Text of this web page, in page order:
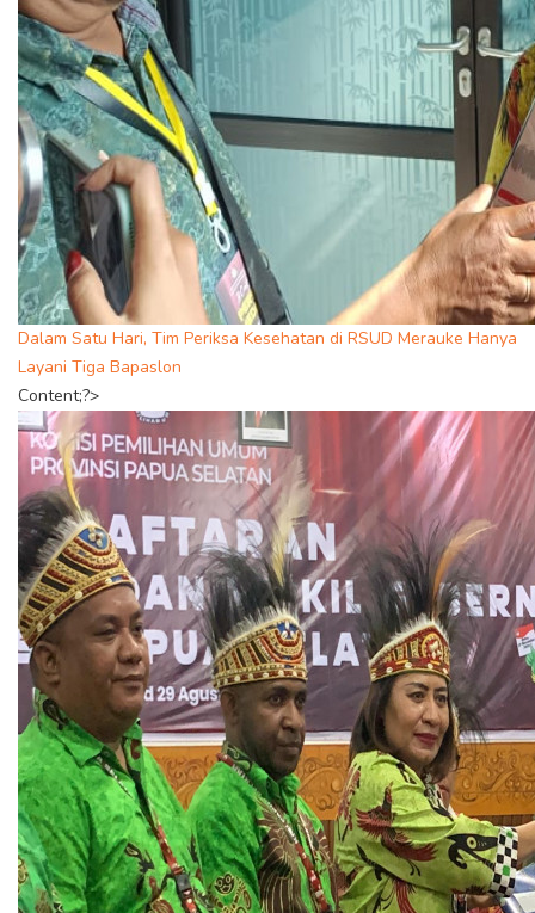
Dalam Satu Hari, Tim Periksa Kesehatan di RSUD Merauke Hanya
Layani Tiga Bapaslon
Content;?>